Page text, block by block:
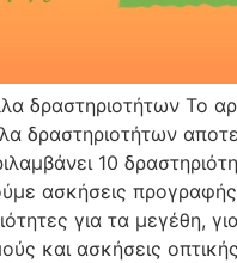
δραστηριοτήτων Το
δραστηριοτήτων
10
ασκήσεις προγραφής,
για τα μεγέθη,
και ασκήσεις